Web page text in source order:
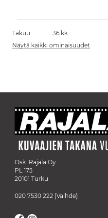
Takuu
36 kk
Näytä kaikki ominaisuudet
Osk. Rajala Oy
PL 175
20101 Turku
020 7530 222 (Vaihde)